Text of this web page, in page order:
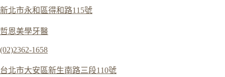
新北市永和區得和路115號
哲恩美學牙醫
(02)2362-1658
台北市大安區新生南路三段110號